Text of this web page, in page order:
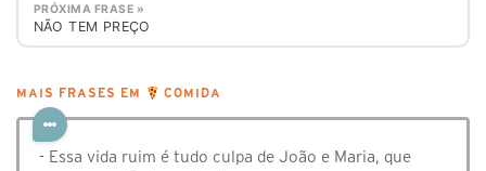
PRÓXIMA FRASE »
NÃO TEM PREÇO
MAIS FRASES EM COMIDA
- Essa vida ruim é tudo culpa de João e Maria, que